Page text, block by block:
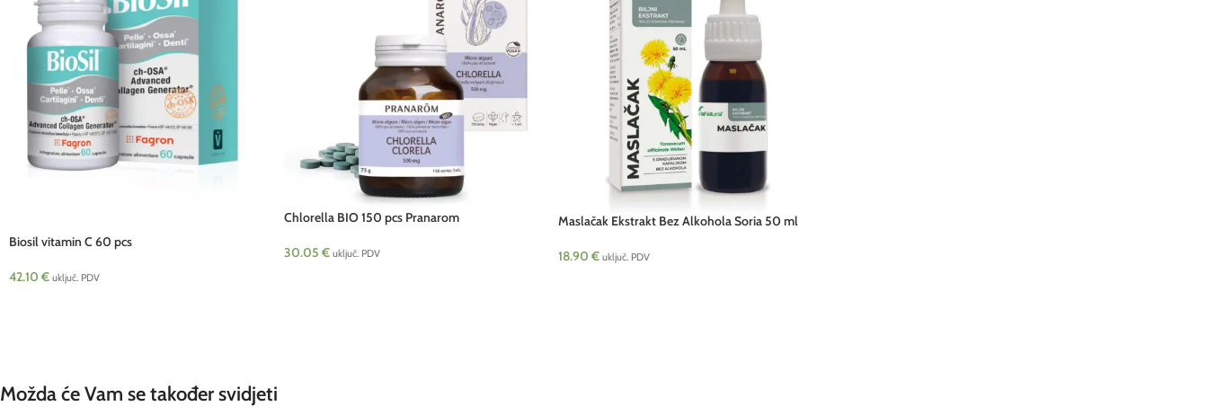
Biosil vitamin C 60 pcs
42.10 € uključ. PDV
Chlorella BIO 150 pcs Pranarom
30.05 € uključ. PDV
Maslačak Ekstrakt Bez Alkohola Soria 50 ml
18.90 € uključ. PDV
Možda će Vam se također svidjeti